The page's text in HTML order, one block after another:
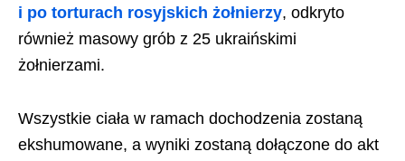
i po torturach rosyjskich żołnierzy, odkryto
również masowy grób z 25 ukraińskimi
żołnierzami.
Wszystkie ciała w ramach dochodzenia zostaną
ekshumowane, a wyniki zostaną dołączone do akt